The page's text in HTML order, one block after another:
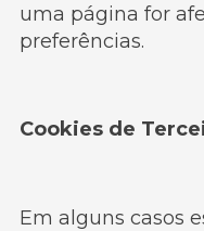
uma página for
preferências.
Cookies de
Em alguns casos